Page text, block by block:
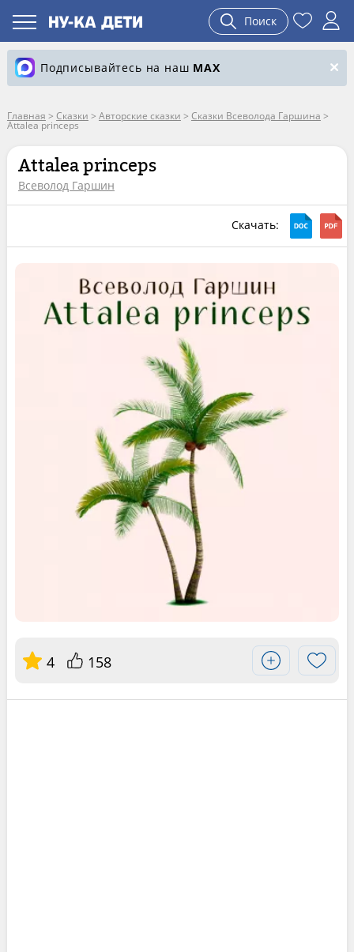
Поиск
Подписывайтесь на наш MAX
Главная > Сказки > Авторские сказки > Сказки Всеволода Гаршина >
Attalea princeps
Attalea princeps
Всеволод Гаршин
Скачать:
4 158